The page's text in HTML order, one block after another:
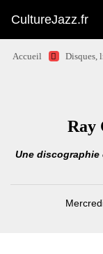
CultureJazz.fr
Accueil Disques,
Ray
Une discographie